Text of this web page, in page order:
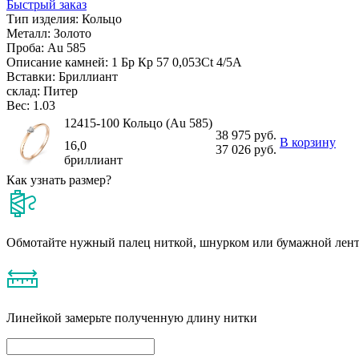
Быстрый заказ
Тип изделия: Кольцо
Металл: Золото
Проба: Au 585
Описание камней: 1 Бр Кр 57 0,053Ct 4/5А
Вставки: Бриллиант
склад: Питер
Вес: 1.03
12415-100 Кольцо (Au 585)
38 975 руб.
37 026 руб.
В корзину
16,0
бриллиант
Как узнать размер?
Обмотайте нужный палец ниткой, шнурком или бумажной
Линейкой замерьте полученную длину нитки